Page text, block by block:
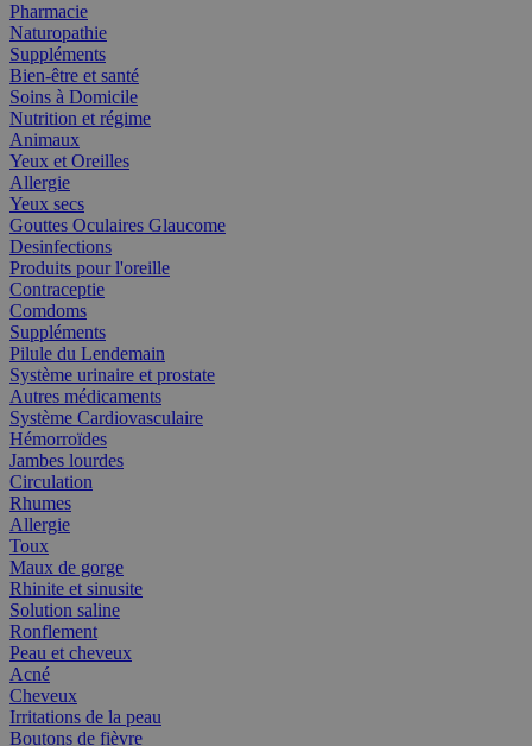
Pharmacie
Naturopathie
Suppléments
Bien-être et santé
Soins à Domicile
Nutrition et régime
Animaux
Yeux et Oreilles
Allergie
Yeux secs
Gouttes Oculaires Glaucome
Desinfections
Produits pour l'oreille
Contraceptie
Comdoms
Suppléments
Pilule du Lendemain
Système urinaire et prostate
Autres médicaments
Système Cardiovasculaire
Hémorroïdes
Jambes lourdes
Circulation
Rhumes
Allergie
Toux
Maux de gorge
Rhinite et sinusite
Solution saline
Ronflement
Peau et cheveux
Acné
Cheveux
Irritations de la peau
Boutons de fièvre